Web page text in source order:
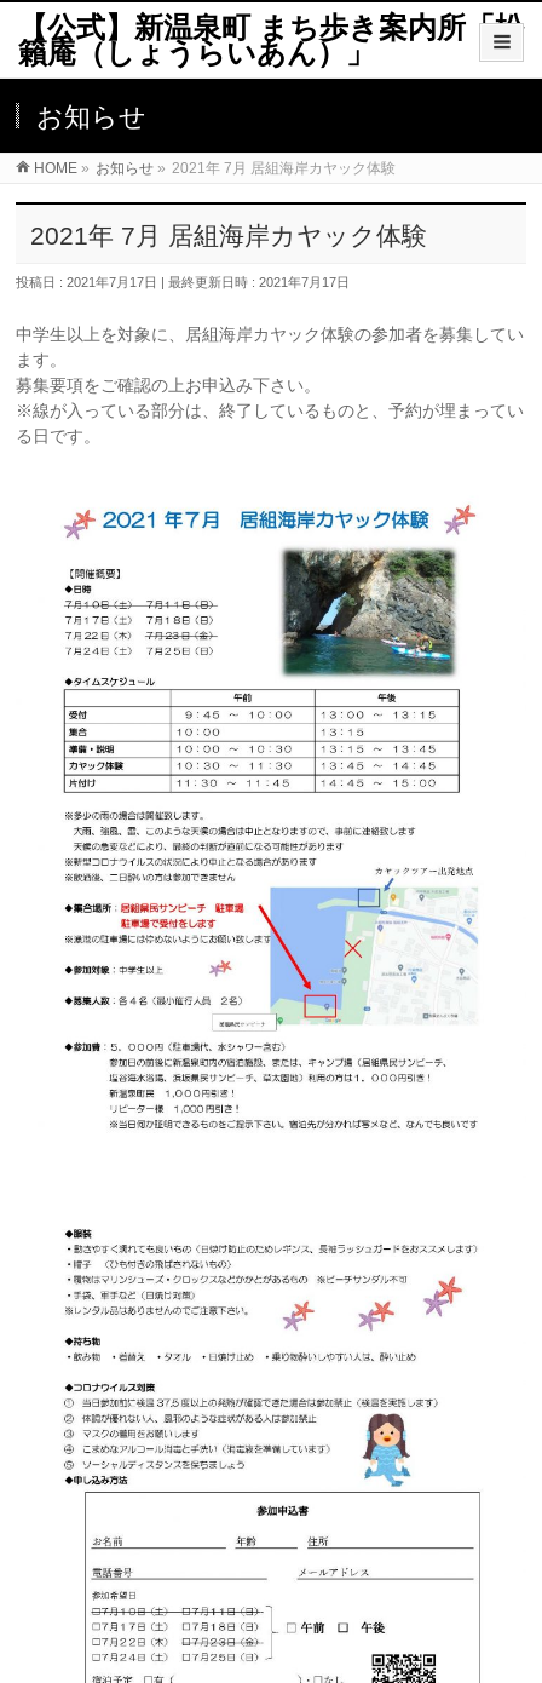
【公式】新温泉町 まち歩き案内所「松
籟庵（しょうらいあん）」
お知らせ
HOME » お知らせ » 2021年 7月 居組海岸カヤック体験
2021年 7月 居組海岸カヤック体験
投稿日 : 2021年7月17日 最終更新日時 : 2021年7月17日
中学生以上を対象に、居組海岸カヤック体験の参加者を募集してい
ます。
募集要項をご確認の上お申込み下さい。
※線が入っている部分は、終了しているものと、予約が埋まってい
る日です。